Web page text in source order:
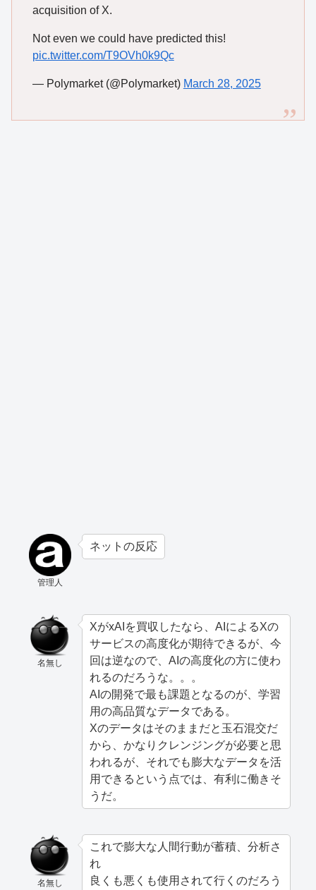
acquisition of X.
Not even we could have predicted this!
pic.twitter.com/T9OVh0k9Qc
— Polymarket (@Polymarket) March 28, 2025
管理人
ネットの反応
名無し
XがxAIを買収したなら、AIによるXの
サービスの高度化が期待できるが、今
回は逆なので、AIの高度化の方に使わ
れるのだろうな。。。
AIの開発で最も課題となるのが、学習
用の高品質なデータである。
Xのデータはそのままだと玉石混交だ
から、かなりクレンジングが必要と思
われるが、それでも膨大なデータを活
用できるという点では、有利に働きそ
うだ。
名無し
これで膨大な人間行動が蓄積、分析さ
れ
良くも悪くも使用されて行くのだろう